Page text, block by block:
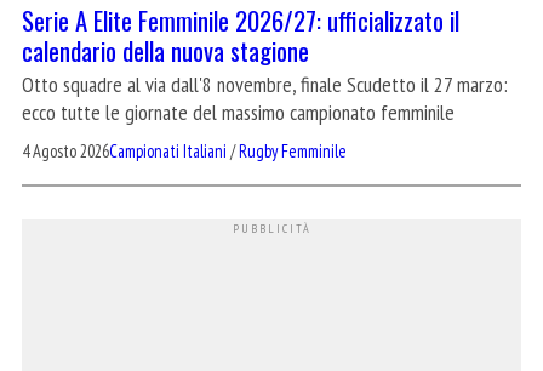
Serie A Elite Femminile 2026/27: ufficializzato il
calendario della nuova stagione
Otto squadre al via dall'8 novembre, finale Scudetto il 27 marzo:
ecco tutte le giornate del massimo campionato femminile
4 Agosto 2026Campionati Italiani /Rugby Femminile